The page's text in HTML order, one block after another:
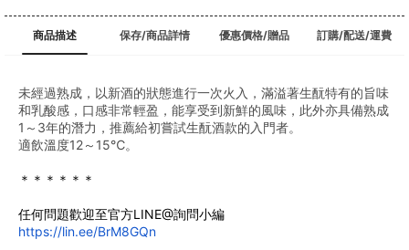
商品描述 保存/商品詳情 優惠價格/贈品 訂購/配送/運費
未經過熟成，以新酒的狀態進行一次火入，滿溢著生酛特有的旨味
和乳酸感，口感非常輕盈，能享受到新鮮的風味，此外亦具備熟成
1～3年的潛力，推薦給初嘗試生酛酒款的入門者。
適飲溫度12～15℃。
﻿＊＊＊＊＊＊
任何問題歡迎至官方LINE@詢問小編
https://lin.ee/BrM8GQn